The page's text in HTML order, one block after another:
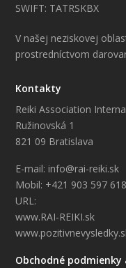
SWIFT: TATRSKBX
V našej neziskovej
prostredníctvom
Kontakty
Reiki Association
Ružinovská 1
821 09 Bratislava
E-mail: info@rai-reiki.sk
Mobil: +421 903 597 618
URL:
www.RAI-REIKI.sk
Obchodné podmienky